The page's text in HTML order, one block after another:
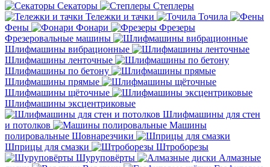
Секаторы
Степлеры
Тележки и тачки
Точила
Фены
Фонари
Фрезеры
Фрезеровальные машины
Шлифмашины вибрационные
Шлифмашины ленточные
Шлифмашины по бетону
Шлифмашины прямые
Шлифмашины щёточные
Шлифмашины эксцентриковые
Шлифмашины для стен
и потолков
Машины
полировальные Шовнарезчики
Шприцы для смазки
Штроборезы
Шуруповёрты
Алмазные